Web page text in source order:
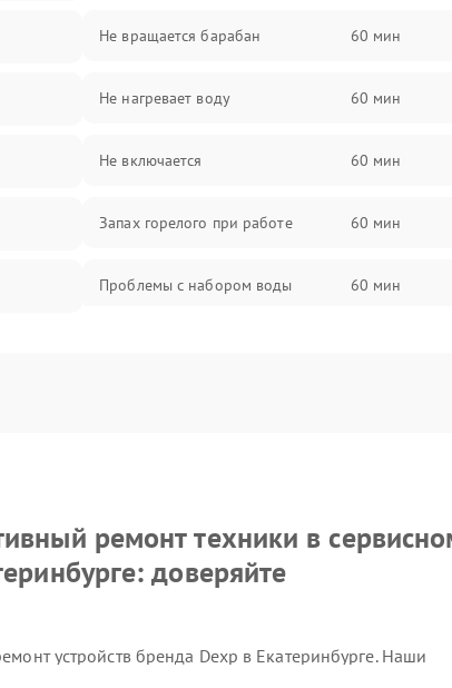
Не вращается барабан 60 мин
Не нагревает воду 60 мин
Не включается 60 мин
Запах горелого при работе 60 мин
Проблемы с набором воды 60 мин
ремонт техники в
доверяйте
устройств бренда Dexp в Екатеринбурге. Наши
для устранения любых неисправностей.